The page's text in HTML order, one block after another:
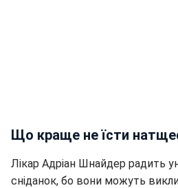
Що краще не їсти
Лікар Адріан Шнайдер радить
сніданок, бо вони можуть